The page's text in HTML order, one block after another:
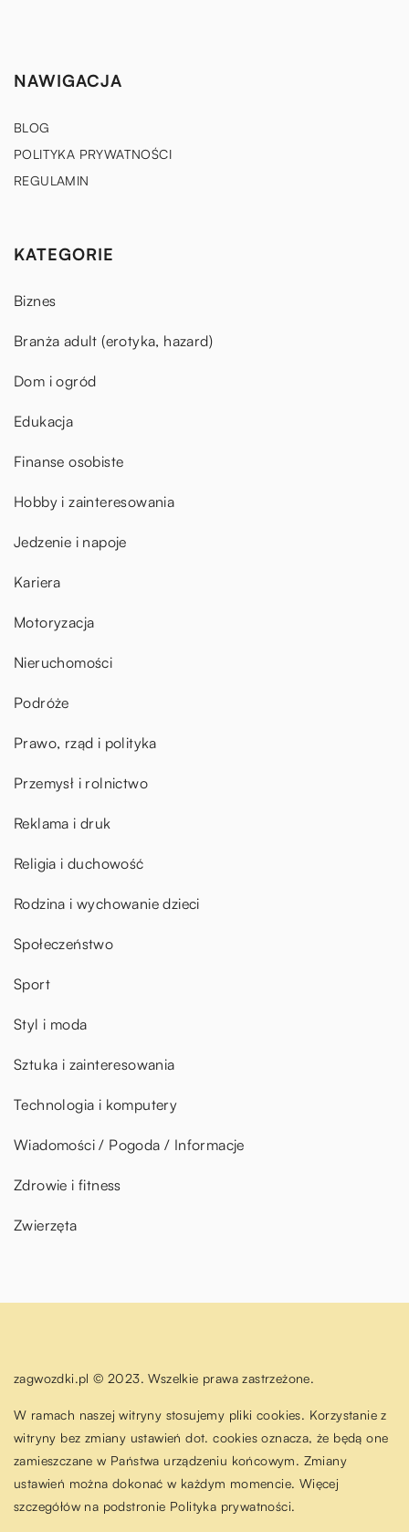
NAWIGACJA
BLOG
POLITYKA PRYWATNOŚCI
REGULAMIN
KATEGORIE
Biznes
Branża adult (erotyka, hazard)
Dom i ogród
Edukacja
Finanse osobiste
Hobby i zainteresowania
Jedzenie i napoje
Kariera
Motoryzacja
Nieruchomości
Podróże
Prawo, rząd i polityka
Przemysł i rolnictwo
Reklama i druk
Religia i duchowość
Rodzina i wychowanie dzieci
Społeczeństwo
Sport
Styl i moda
Sztuka i zainteresowania
Technologia i komputery
Wiadomości / Pogoda / Informacje
Zdrowie i fitness
Zwierzęta
zagwozdki.pl © 2023. Wszelkie prawa zastrzeżone.
W ramach naszej witryny stosujemy pliki cookies. Korzystanie z
witryny bez zmiany ustawień dot. cookies oznacza, że będą one
zamieszczane w Państwa urządzeniu końcowym. Zmiany
ustawień można dokonać w każdym momencie. Więcej
szczegółów na podstronie Polityka prywatności.